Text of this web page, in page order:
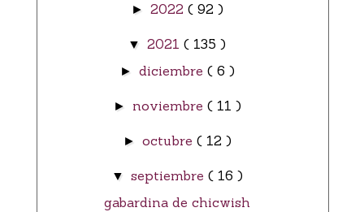
► 2022 ( 92 )
▼ 2021 ( 135 )
► diciembre ( 6 )
► noviembre ( 11 )
► octubre ( 12 )
▼ septiembre ( 16 )
gabardina de chicwish